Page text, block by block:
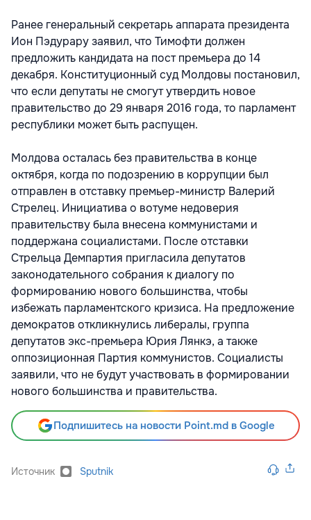
Ранее генеральный секретарь аппарата президента
Ион Пэдурару заявил, что Тимофти должен
предложить кандидата на пост премьера до 14
декабря. Конституционный суд Молдовы постановил,
что если депутаты не смогут утвердить новое
правительство до 29 января 2016 года, то парламент
республики может быть распущен.
Молдова осталась без правительства в конце
октября, когда по подозрению в коррупции был
отправлен в отставку премьер-министр Валерий
Стрелец. Инициатива о вотуме недоверия
правительству была внесена коммунистами и
поддержана социалистами. После отставки
Стрельца Демпартия пригласила депутатов
законодательного собрания к диалогу по
формированию нового большинства, чтобы
избежать парламентского кризиса. На предложение
демократов откликнулись либералы, группа
депутатов экс-премьера Юрия Лянкэ, а также
оппозиционная Партия коммунистов. Социалисты
заявили, что не будут участвовать в формировании
нового большинства и правительства.
Подпишитесь на новости Point.md в Google
Источник Sputnik